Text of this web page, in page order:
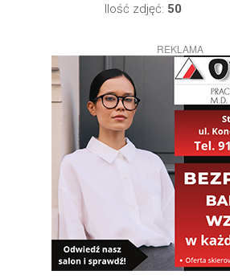
Ilość zdjęć: 50
REKLAMA